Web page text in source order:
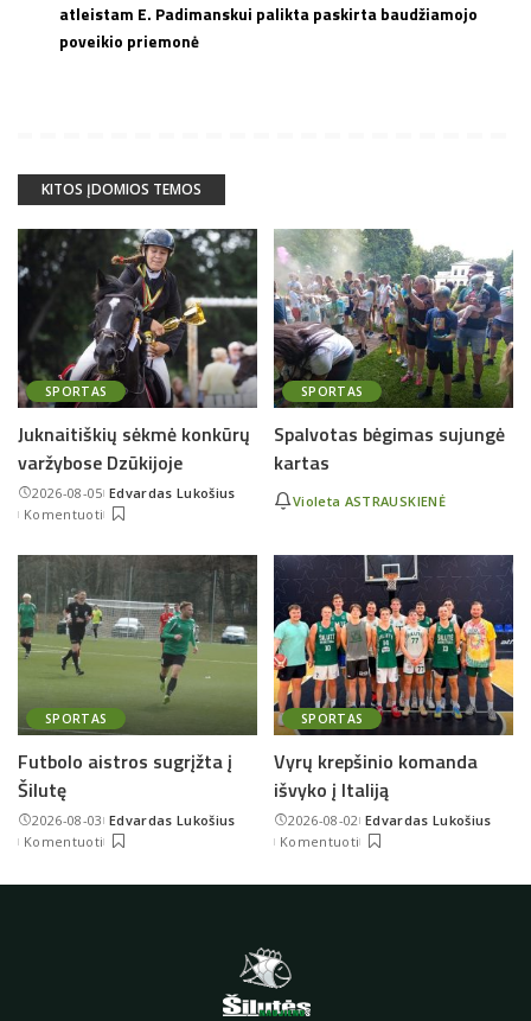
atleistam E. Padimanskui palikta paskirta baudžiamojo
poveikio priemonė
KITOS ĮDOMIOS TEMOS
SPORTAS
Juknaitiškių sėkmė konkūrų
varžybose Dzūkijoje
2026-08-05Posted
by
Edvardas Lukošius
Komentuoti
SPORTAS
Spalvotas bėgimas sujungė
kartas
Violeta ASTRAUSKIENĖ
SPORTAS
Futbolo aistros sugrįžta į
Šilutę
2026-08-03Posted
by
Edvardas Lukošius
Komentuoti
SPORTAS
Vyrų krepšinio komanda
išvyko į Italiją
2026-08-02Posted
by
Edvardas Lukošius
Komentuoti